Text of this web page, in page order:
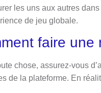
les uns aux autres
de jeu globale.
faire une
chose, assurez-vous
de la plateforme. En